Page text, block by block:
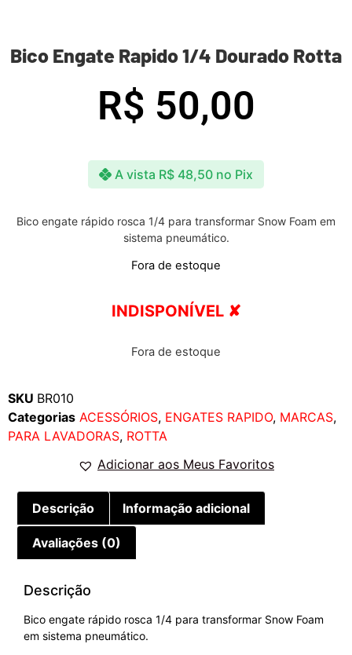
Bico Engate Rapido 1/4 Dourado Rotta
R$ 50,00
A vista R$ 48,50 no Pix
Bico engate rápido rosca 1/4 para transformar Snow Foam em
sistema pneumático.
Fora de estoque
INDISPONÍVEL ✘
Fora de estoque
SKU BR010
Categorias ACESSÓRIOS, ENGATES RAPIDO, MARCAS,
PARA LAVADORAS, ROTTA
Adicionar aos Meus Favoritos
Descrição Informação adicional
Avaliações (0)
Descrição
Bico engate rápido rosca 1/4 para transformar Snow Foam
em sistema pneumático.